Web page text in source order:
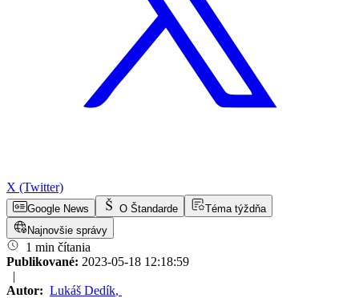
X (Twitter)
Google News O Štandarde
Téma týždňa
Najnovšie správy
1 min čítania
Publikované: 2023-05-18 12:18:59
|
Autor: Lukáš Dedík,